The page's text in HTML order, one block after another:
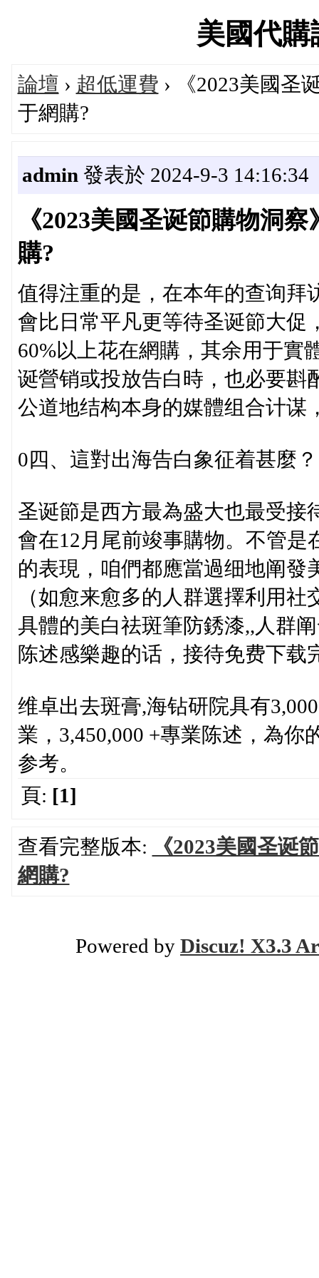
美國代
論壇 › 超低運費 › 《2023美國圣
于網購?
admin 發表於 2024-9-3 14:16:34
《2023美國圣诞節購物洞
購?
值得注重的是，在本年的查询拜
會比日常平凡更等待圣诞節大促
60%以上花在網購，其余用于實
诞營销或投放告白時，也必要斟
公道地结构本身的媒體组合计谋
0四、這對出海告白象征着甚麼？
圣诞節是西方最為盛大也最受接
會在12月尾前竣事購物。不管
的表現，咱們都應當過细地阐發
（如愈来愈多的人群選擇利用
具體的美白祛斑筆防銹漆,,人群
陈述感樂趣的话，接待免费下载
维卓出去斑膏,海钻研院具有
業，3,450,000 +專業陈述，為
参考。
頁: [1]
查看完整版本:
《2023美國圣诞
網購?
Powered by Discuz! X3.3